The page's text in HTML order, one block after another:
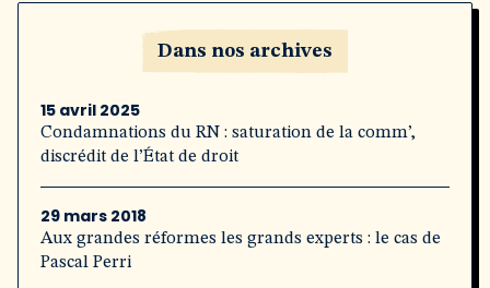
Dans nos archives
15 avril 2025
Condamnations du RN : saturation de la comm’,
discrédit de l’État de droit
29 mars 2018
Aux grandes réformes les grands experts : le cas de
Pascal Perri